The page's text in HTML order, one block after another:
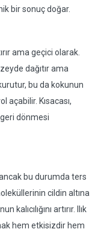
bir sonuç doğar.
ama geçici olarak.
dağıtır ama
bu da kokunun
açabilir. Kısacası,
dönmesi
bu durumda ters
cildin altına
artırır. Ilık
hem etkisizdir hem